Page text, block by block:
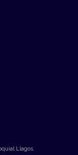
Llagos.